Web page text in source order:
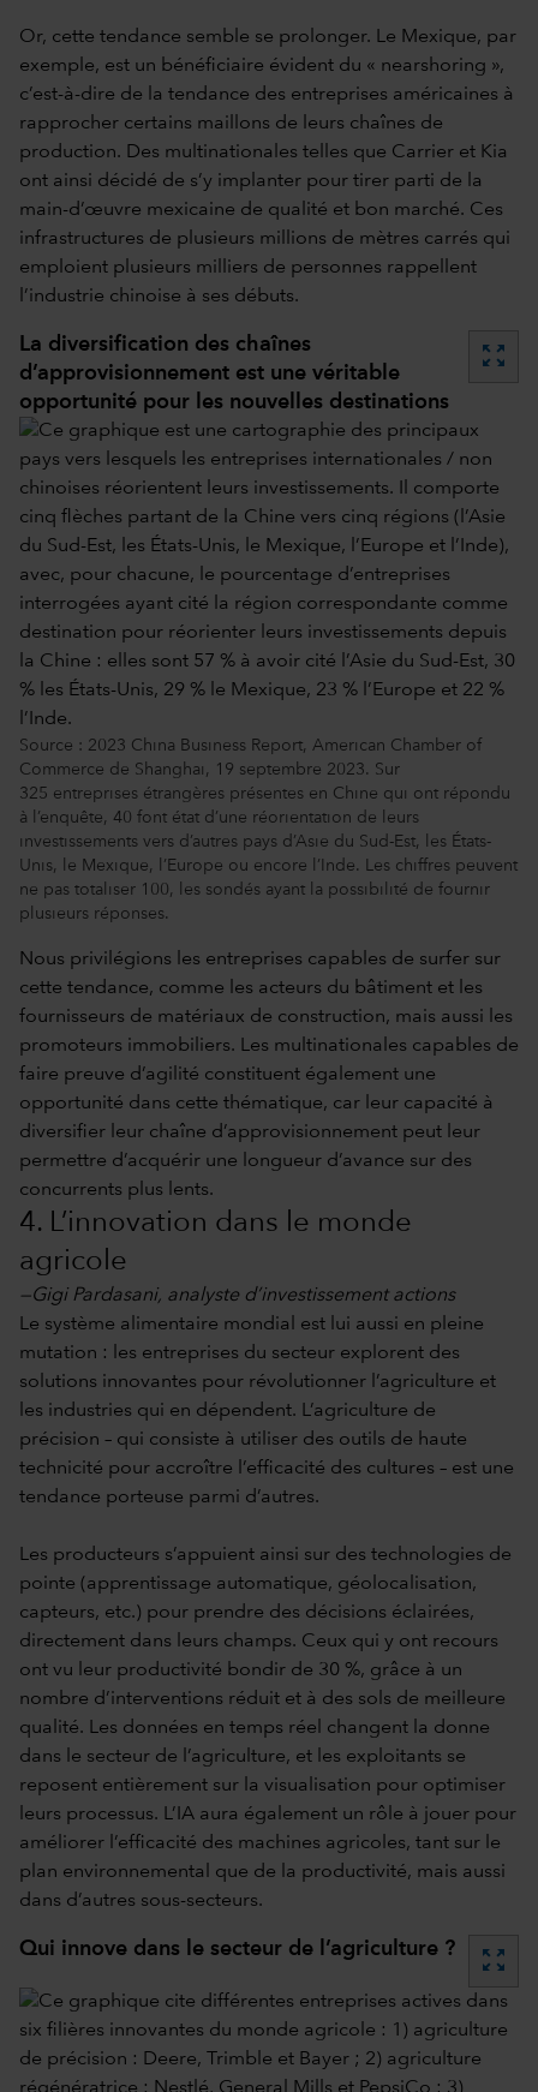
Or, cette tendance semble se prolonger. Le Mexique, par
exemple, est un bénéficiaire évident du « nearshoring »,
c’est-à-dire de la tendance des entreprises américaines à
rapprocher certains maillons de leurs chaînes de
production. Des multinationales telles que Carrier et Kia
ont ainsi décidé de s’y implanter pour tirer parti de la
main-d’œuvre mexicaine de qualité et bon marché. Ces
infrastructures de plusieurs millions de mètres carrés qui
emploient plusieurs milliers de personnes rappellent
l’industrie chinoise à ses débuts.
La diversification des chaînes
d’approvisionnement est une véritable
opportunité pour les nouvelles destinations
zoom_out_map
Source : 2023 China Business Report, American Chamber of
Commerce de Shanghai, 19 septembre 2023. Sur
325 entreprises étrangères présentes en Chine qui ont répondu
à l’enquête, 40 font état d’une réorientation de leurs
investissements vers d’autres pays d’Asie du Sud-Est, les États-
Unis, le Mexique, l’Europe ou encore l’Inde. Les chiffres peuvent
ne pas totaliser 100, les sondés ayant la possibilité de fournir
plusieurs réponses.
Nous privilégions les entreprises capables de surfer sur
cette tendance, comme les acteurs du bâtiment et les
fournisseurs de matériaux de construction, mais aussi les
promoteurs immobiliers. Les multinationales capables de
faire preuve d’agilité constituent également une
opportunité dans cette thématique, car leur capacité à
diversifier leur chaîne d’approvisionnement peut leur
permettre d’acquérir une longueur d’avance sur des
concurrents plus lents.
4. L’innovation dans le monde
agricole
—Gigi Pardasani, analyste d’investissement actions
Le système alimentaire mondial est lui aussi en pleine
mutation : les entreprises du secteur explorent des
solutions innovantes pour révolutionner l’agriculture et
les industries qui en dépendent. L’agriculture de
précision – qui consiste à utiliser des outils de haute
technicité pour accroître l’efficacité des cultures – est une
tendance porteuse parmi d’autres.
Les producteurs s’appuient ainsi sur des technologies de
pointe (apprentissage automatique, géolocalisation,
capteurs, etc.) pour prendre des décisions éclairées,
directement dans leurs champs. Ceux qui y ont recours
ont vu leur productivité bondir de 30 %, grâce à un
nombre d’interventions réduit et à des sols de meilleure
qualité. Les données en temps réel changent la donne
dans le secteur de l’agriculture, et les exploitants se
reposent entièrement sur la visualisation pour optimiser
leurs processus. L’IA aura également un rôle à jouer pour
améliorer l’efficacité des machines agricoles, tant sur le
plan environnemental que de la productivité, mais aussi
dans d’autres sous-secteurs.
Qui innove dans le secteur de l’agriculture ? zoom_out_map